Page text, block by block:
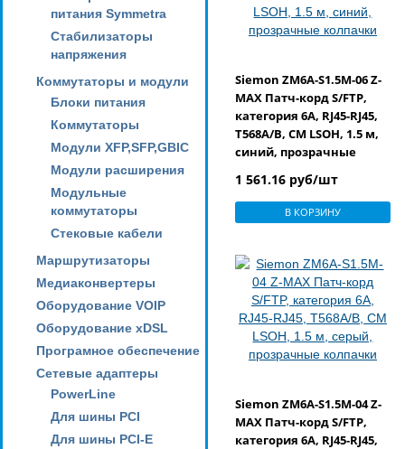
питания Symmetra
Стабилизаторы
напряжения
Коммутаторы и модули
Блоки питания
Коммутаторы
Модули XFP,SFP,GBIC
Модули расширения
Модульные
коммутаторы
Стековые кабели
Маршрутизаторы
Медиаконвертеры
Оборудование VOIP
Оборудование xDSL
Програмное обеспечение
Сетевые адаптеры
PowerLine
Для шины PCI
Для шины PCI-E
Siemon ZM6A-S1.5M-06 Z-
MAX Патч-корд S/FTP,
категория 6A, RJ45-RJ45,
T568A/B, CM LSOH, 1.5 м,
синий, прозрачные
1 561.16 руб/шт
В КОРЗИНУ
Siemon ZM6A-S1.5M-04 Z-
MAX Патч-корд S/FTP,
категория 6A, RJ45-RJ45,